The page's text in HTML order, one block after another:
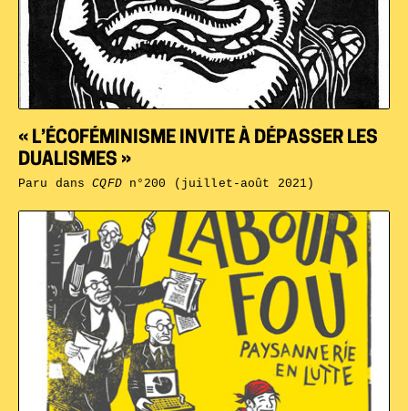
« L’ÉCOFÉMINISME INVITE À DÉPASSER LES
DUALISMES »
Paru dansCQFDn°200 (juillet-août 2021)